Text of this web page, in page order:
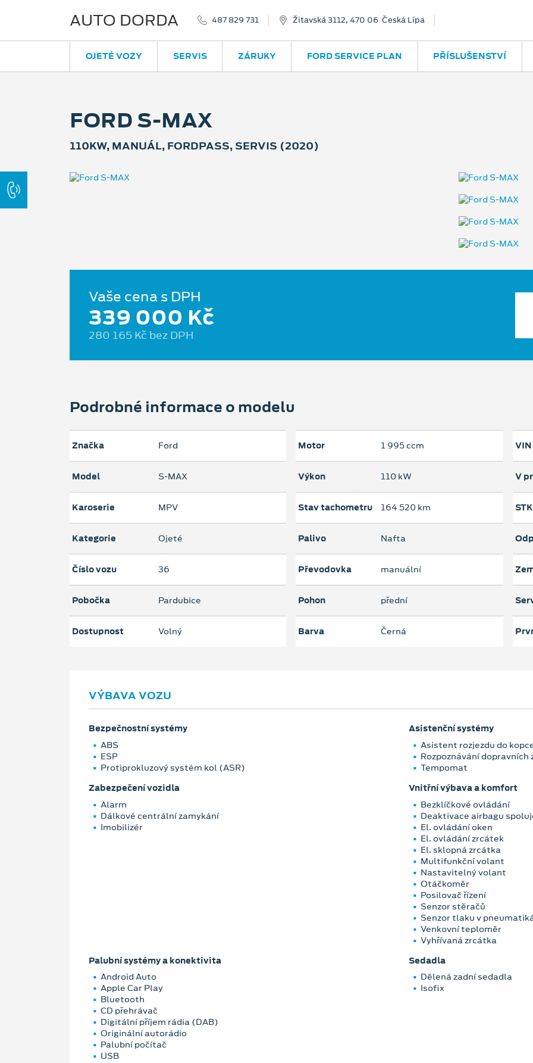
AUTO DORDA 487 829 731 Žitavská 3112, 470 06 Česká Lípa
OJETÉ VOZY SERVIS ZÁRUKY FORD SERVICE PLAN PŘÍSLUŠENSTVÍ
FORD S-MAX
110KW, MANUÁL, FORDPASS, SERVIS (2020)
Vaše cena s DPH
339 000 Kč
280 165 Kč bez DPH
Podrobné informace o modelu
Značka Ford
Model S-MAX
Karoserie MPV
Kategorie Ojeté
Číslo vozu 36
Pobočka Pardubice
Dostupnost Volný
Motor 1 995 ccm
Výkon 110 kW
Stav tachometru 164 520 km
Palivo Nafta
Převodovka manuální
Pohon přední
Barva Černá
VIN
V
VÝBAVA VOZU
Bezpečnostní systémy
ABS
ESP
Protiprokluzový systém kol (ASR)
Asistenční systémy
Asistent rozjezdu do
Rozpoznávání dopravních
Tempomat
Zabezpečení vozidla
Alarm
Dálkové centrální zamykání
Imobilizér
Vnitřní výbava a komfort
Bezklíčkové ovládání
Deaktivace airbagu
El. ovládání oken
El. ovládání zrcátek
El. sklopná zrcátka
Multifunkční volant
Nastavitelný volant
Otáčkoměr
Posilovač řízení
Senzor stěračů
Senzor tlaku v
Venkovní teploměr
Vyhřívaná zrcátka
Palubní systémy a konektivita
Android Auto
Apple Car Play
Bluetooth
CD přehrávač
Digitální příjem rádia (DAB)
Originální autorádio
Palubní počítač
USB
Sedadla
Dělená zadní sedadla
Isofix